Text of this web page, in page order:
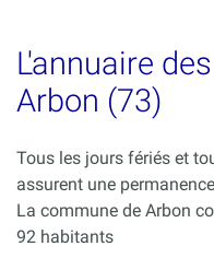
L'annuaire
Arbon (73)
Tous les jours fériés et
assurent une
La commune de Arbon
92 habitants